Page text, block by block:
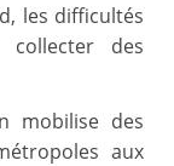
les difficultés
des
mobilise des
aux